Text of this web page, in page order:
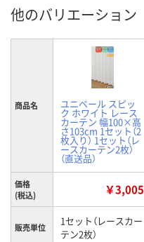
他のバリエーション
商品名 ユニベール スピッ
ク ホワイト レース
カーテン 幅100×高
さ103cm 1セット（2
枚入り） 1セット（レ
ースカーテン2枚）
（直送品）
価格
(税込)
￥3,005
販売単位
1セット（レースカー
テン2枚）